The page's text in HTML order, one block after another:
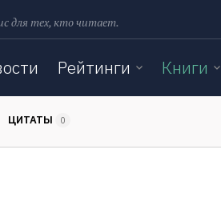
для тех, кто читает.
Рейтинги Книги
ЦИТАТЫ 0